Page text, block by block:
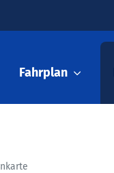
Fahrplan